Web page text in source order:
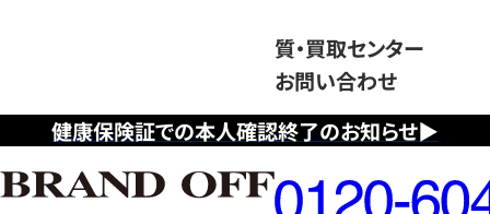
健康保険証での本人確認終了のお知らせ▶
質・買取センター
お問い合わせ
フ
リ
ー